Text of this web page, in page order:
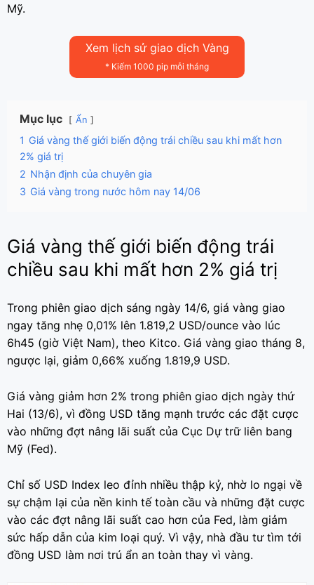
Mỹ.
Xem lịch sử giao dịch Vàng
* Kiếm 1000 pip mỗi tháng
Mục lục Ẩn
1 Giá vàng thế giới biến động trái chiều sau khi mất hơn
2% giá trị
2 Nhận định của chuyên gia
3 Giá vàng trong nước hôm nay 14/06
Giá vàng thế giới biến động trái
chiều sau khi mất hơn 2% giá trị
Trong phiên giao dịch sáng ngày 14/6, giá vàng giao
ngay tăng nhẹ 0,01% lên 1.819,2 USD/ounce vào lúc
6h45 (giờ Việt Nam), theo Kitco. Giá vàng giao tháng 8,
ngược lại, giảm 0,66% xuống 1.819,9 USD.
Giá vàng giảm hơn 2% trong phiên giao dịch ngày thứ
Hai (13/6), vì đồng USD tăng mạnh trước các đặt cược
vào những đợt nâng lãi suất của Cục Dự trữ liên bang
Mỹ (Fed).
Chỉ số USD Index leo đỉnh nhiều thập kỷ, nhờ lo ngại về
sự chậm lại của nền kinh tế toàn cầu và những đặt cược
vào các đợt nâng lãi suất cao hơn của Fed, làm giảm
sức hấp dẫn của kim loại quý. Vì vậy, nhà đầu tư tìm tới
đồng USD làm nơi trú ẩn an toàn thay vì vàng.